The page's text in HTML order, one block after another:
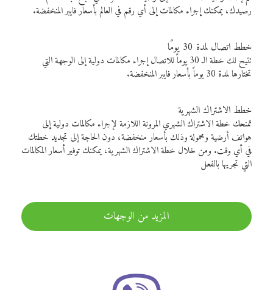
رصيدك، يمكنك إجراء مكالمات إلى أي رقم في العالم بأسعار فايبر المنخفضة.
خطط اتصال لمدة 30 يومًا
تتيح لك خطة الـ 30 يوماً للاتصال إجراء مكالمات دولية إلى الوجهة التي
تختارها لمدة 30 يوماً بأسعار فايبر المنخفضة.
خطط الاشتراك الشهرية
تمنحك خطة الاشتراك الشهري المرونة اللازمة لإجراء مكالمات دولية إلى
هواتف أرضية ومحمولة وذلك بأسعار منخفضة، دون الحاجة إلى تجديد خطتك
في أي وقت. ومن خلال خطة الاشتراك الشهرية، يمكنك توفير أسعار المكالمات
التي تجريها بالفعل
المزيد من الوجهات